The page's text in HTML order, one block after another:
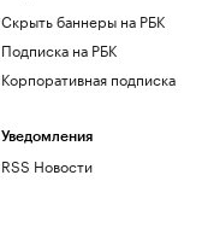
Скрыть баннеры на РБК
Подписка на РБК
Корпоративная подписка
Уведомления
RSS Новости